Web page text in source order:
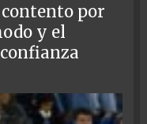
contento por
y el